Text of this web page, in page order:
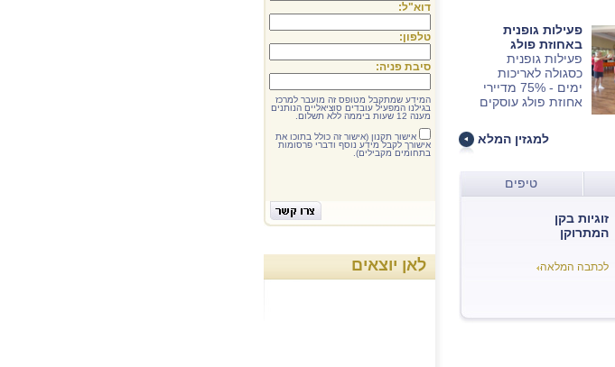
פעילות גופנית
באחוזת פולג
פעילות גופנית
כסגולה לאריכות
ימים - 75% מדיירי
אחוזת פולג עוסקים
למגזין המלא
טיפים
זוגיות בקן
המתרוקן
לכתבה המלאה
דוא"ל:
טלפון:
סיבת פניה:
המידע שמתקבל מטופס זה מועבר למרכז
בגילנו המפעיל עובדים סוציאליים הנותנים
מענה 12 שעות ביממה ללא תשלום.
אישור תקנון (אישור זה כולל בתוכו את
אישורך לקבל מידע נוסף ודברי פרסומות
בתחומים מקבילים).
לאן יוצאים